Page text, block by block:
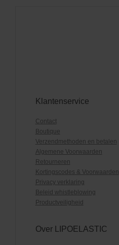
Klantenservice
Contact
Boutique
Verzendmethoden en betalen
Algemene Voorwaarden
Retourneren
Kortingscodes & Voorwaarden
Privacy verklaring
Beleid whistleblowing
Productveiligheid
Over LIPOELASTIC